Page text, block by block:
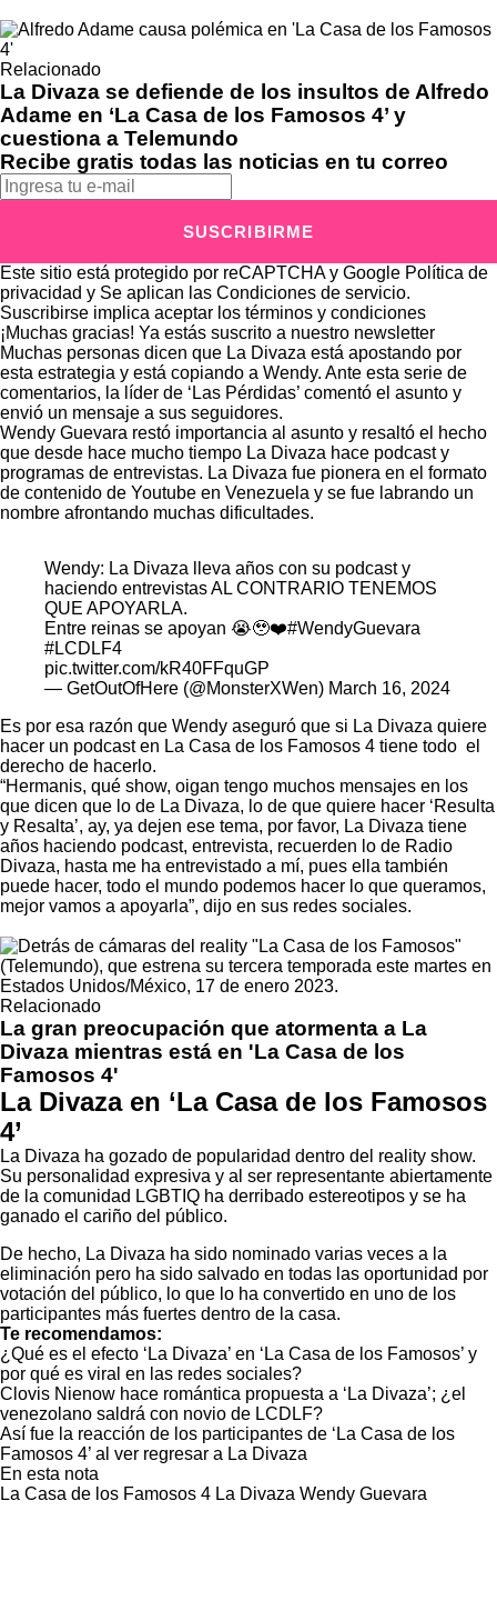
Relacionado
La Divaza se defiende de los insultos de Alfredo
Adame en ‘La Casa de los Famosos 4’ y
cuestiona a Telemundo
Recibe gratis todas las noticias en tu correo
SUSCRIBIRME
Este sitio está protegido por reCAPTCHA y Google Política de
privacidad y Se aplican las Condiciones de servicio.
Suscribirse implica aceptar los términos y condiciones
¡Muchas gracias! Ya estás suscrito a nuestro newsletter
Muchas personas dicen que La Divaza está apostando por
esta estrategia y está copiando a Wendy. Ante esta serie de
comentarios, la líder de ‘Las Pérdidas’ comentó el asunto y
envió un mensaje a sus seguidores.
Wendy Guevara restó importancia al asunto y resaltó el hecho
que desde hace mucho tiempo La Divaza hace podcast y
programas de entrevistas. La Divaza fue pionera en el formato
de contenido de Youtube en Venezuela y se fue labrando un
nombre afrontando muchas dificultades.
Wendy: La Divaza lleva años con su podcast y
haciendo entrevistas AL CONTRARIO TENEMOS
QUE APOYARLA.
Entre reinas se apoyan 😭🥹❤️#WendyGuevara
#LCDLF4
pic.twitter.com/kR40FFquGP
— GetOutOfHere (@MonsterXWen) March 16, 2024
Es por esa razón que Wendy aseguró que si La Divaza quiere
hacer un podcast en La Casa de los Famosos 4 tiene todo el
derecho de hacerlo.
“Hermanis, qué show, oigan tengo muchos mensajes en los
que dicen que lo de La Divaza, lo de que quiere hacer ‘Resulta
y Resalta’, ay, ya dejen ese tema, por favor, La Divaza tiene
años haciendo podcast, entrevista, recuerden lo de Radio
Divaza, hasta me ha entrevistado a mí, pues ella también
puede hacer, todo el mundo podemos hacer lo que queramos,
mejor vamos a apoyarla”, dijo en sus redes sociales.
Relacionado
La gran preocupación que atormenta a La
Divaza mientras está en 'La Casa de los
Famosos 4'
La Divaza en ‘La Casa de los Famosos
4’
La Divaza ha gozado de popularidad dentro del reality show.
Su personalidad expresiva y al ser representante abiertamente
de la comunidad LGBTIQ ha derribado estereotipos y se ha
ganado el cariño del público.
De hecho, La Divaza ha sido nominado varias veces a la
eliminación pero ha sido salvado en todas las oportunidad por
votación del público, lo que lo ha convertido en uno de los
participantes más fuertes dentro de la casa.
Te recomendamos:
¿Qué es el efecto ‘La Divaza’ en ‘La Casa de los Famosos’ y
por qué es viral en las redes sociales?
Clovis Nienow hace romántica propuesta a ‘La Divaza’; ¿el
venezolano saldrá con novio de LCDLF?
Así fue la reacción de los participantes de ‘La Casa de los
Famosos 4’ al ver regresar a La Divaza
En esta nota
La Casa de los Famosos 4 La Divaza Wendy Guevara